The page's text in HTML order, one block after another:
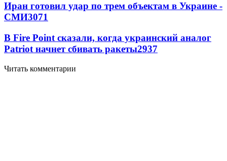
Иран готовил удар по трем объектам в Украине -
СМИ3071
В Fire Point сказали, когда украинский аналог
Patriot начнет сбивать ракеты2937
Читать комментарии